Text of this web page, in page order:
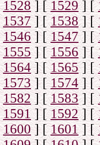
1528 ] [1529] [
1537] [1538] [
1546] [1547] [
1555] [1556] [
1564] [1565] [
1573 ] [1574] [
1582] [1583] [
1591] [1592] [
1600] [1601] [